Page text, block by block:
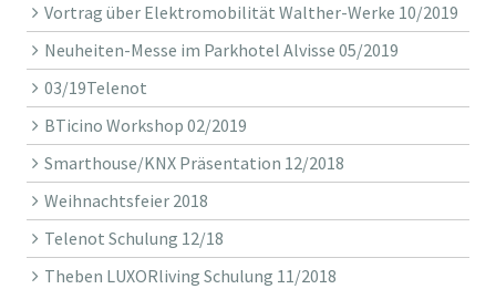
Vortrag über Elektromobilität Walther-Werke 10/2019
Neuheiten-Messe im Parkhotel Alvisse 05/2019
03/19Telenot
BTicino Workshop 02/2019
Smarthouse/KNX Präsentation 12/2018
Weihnachtsfeier 2018
Telenot Schulung 12/18
Theben LUXORliving Schulung 11/2018